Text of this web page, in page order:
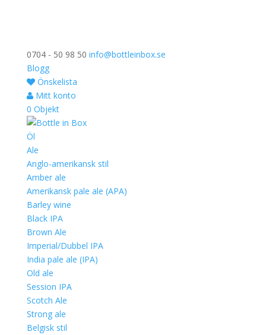
0704 - 50 98 50 info@bottleinbox.se
Blogg
Önskelista
Mitt konto
0 Objekt
Öl
Ale
Anglo-amerikansk stil
Amber ale
Amerikansk pale ale (APA)
Barley wine
Black IPA
Brown Ale
Imperial/Dubbel IPA
India pale ale (IPA)
Old ale
Session IPA
Scotch Ale
Strong ale
Belgisk stil